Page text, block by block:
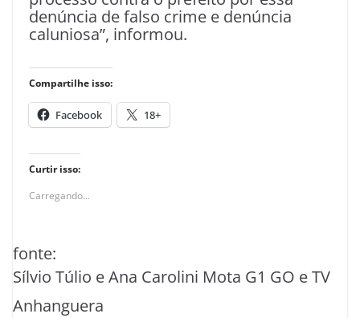
denúncia de falso crime e denúncia
caluniosa”, informou.
Compartilhe isso:
Facebook 18+
Curtir isso:
Carregando...
fonte:
Sílvio Túlio e Ana Carolini Mota G1 GO e TV
Anhanguera